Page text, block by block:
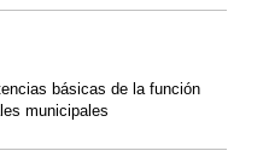
básicas de la función
municipales